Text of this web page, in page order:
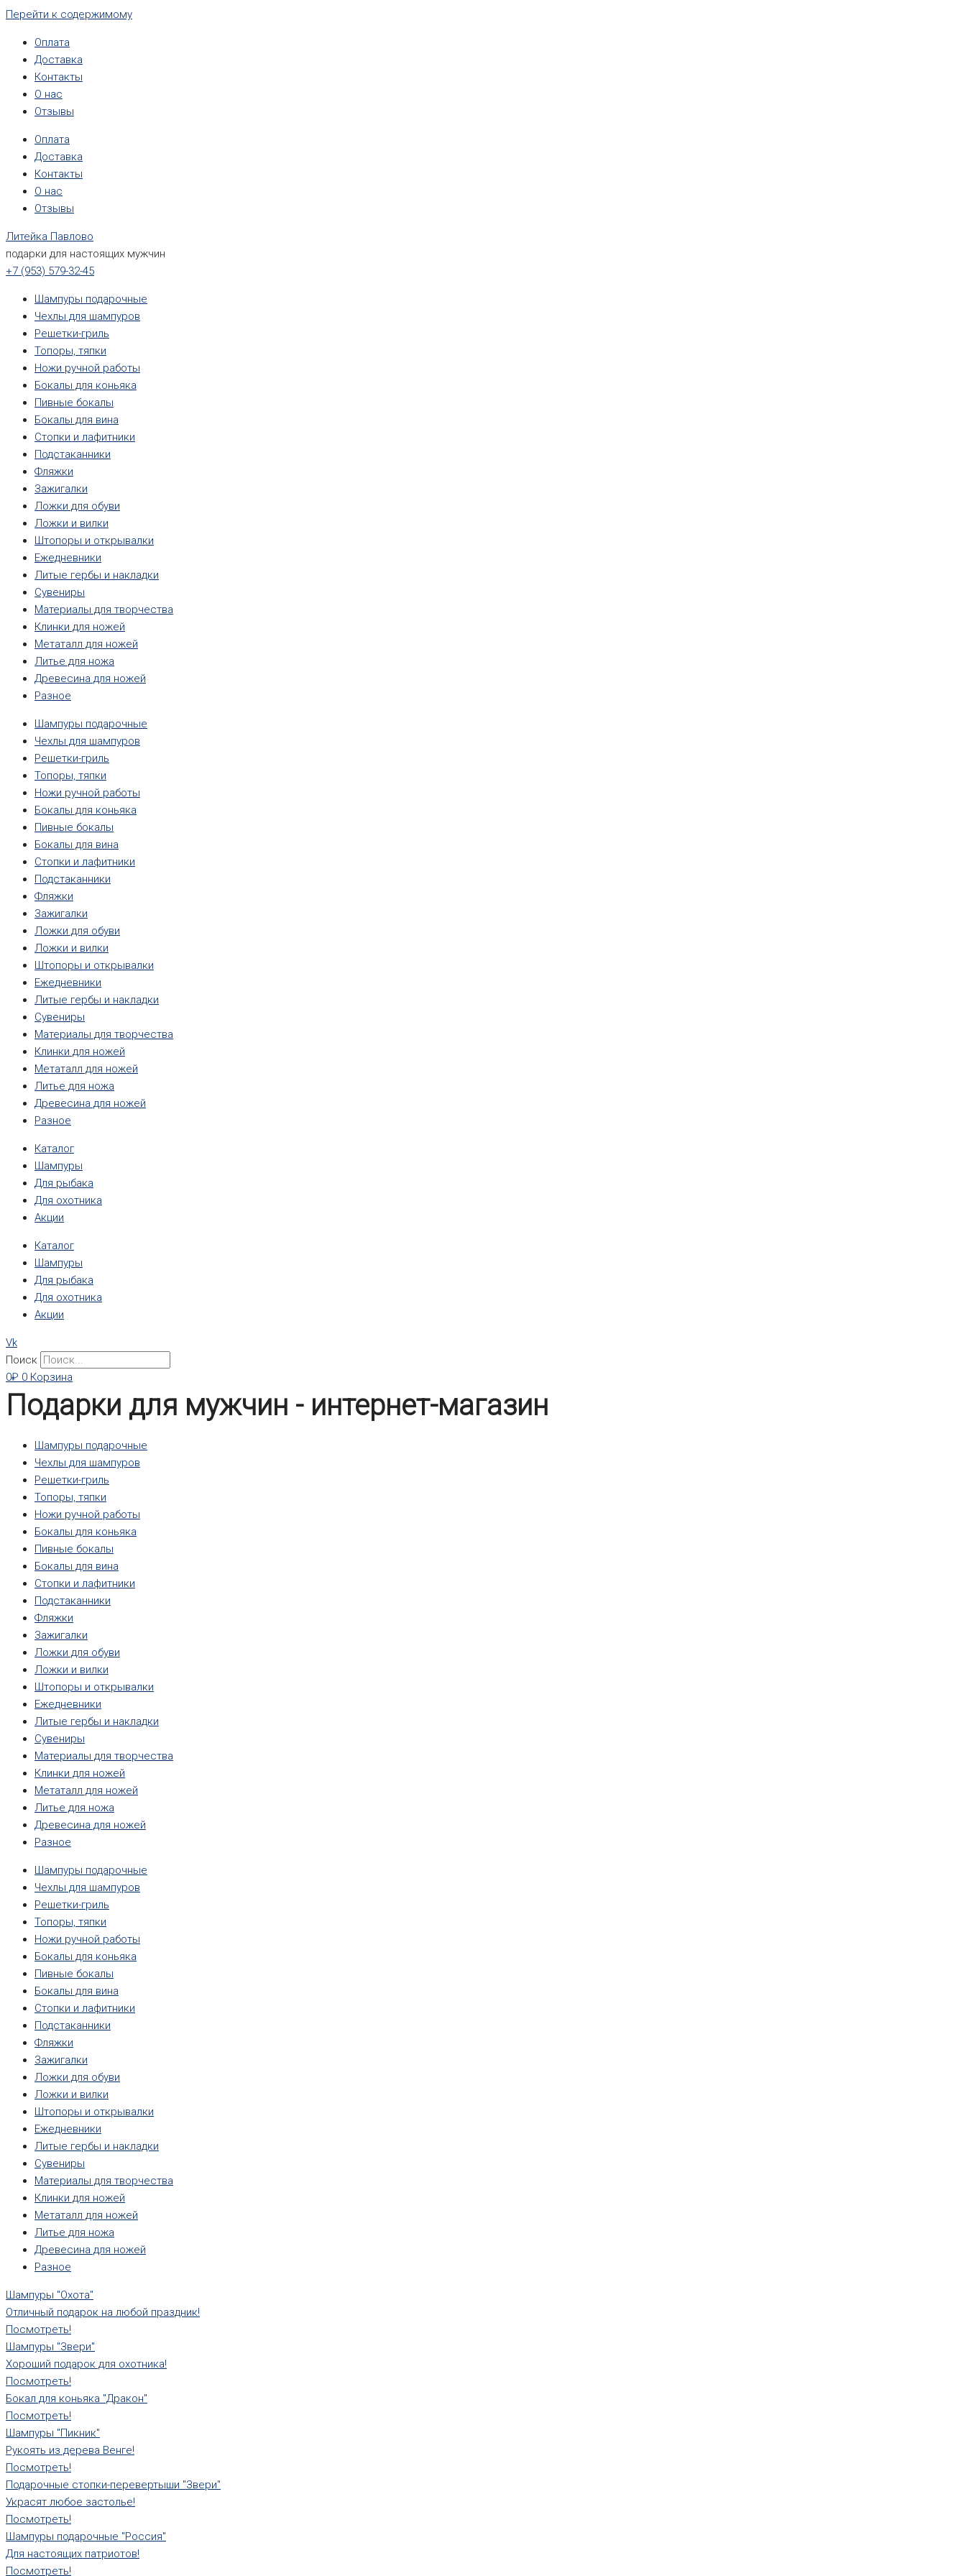
Перейти к содержимому
Оплата
Доставка
Контакты
О нас
Отзывы
Оплата
Доставка
Контакты
О нас
Отзывы
Литейка Павлово
подарки для настоящих мужчин
+7 (953) 579-32-45
Шампуры подарочные
Чехлы для шампуров
Решетки-гриль
Топоры, тяпки
Ножи ручной работы
Бокалы для коньяка
Пивные бокалы
Бокалы для вина
Стопки и лафитники
Подстаканники
Фляжки
Зажигалки
Ложки для обуви
Ложки и вилки
Штопоры и открывалки
Ежедневники
Литые гербы и накладки
Сувениры
Материалы для творчества
Клинки для ножей
Метаталл для ножей
Литье для ножа
Древесина для ножей
Разное
Шампуры подарочные
Чехлы для шампуров
Решетки-гриль
Топоры, тяпки
Ножи ручной работы
Бокалы для коньяка
Пивные бокалы
Бокалы для вина
Стопки и лафитники
Подстаканники
Фляжки
Зажигалки
Ложки для обуви
Ложки и вилки
Штопоры и открывалки
Ежедневники
Литые гербы и накладки
Сувениры
Материалы для творчества
Клинки для ножей
Метаталл для ножей
Литье для ножа
Древесина для ножей
Разное
Каталог
Шампуры
Для рыбака
Для охотника
Акции
Каталог
Шампуры
Для рыбака
Для охотника
Акции
Vk
Поиск
0₽ 0 Корзина
Подарки для мужчин - интернет-магазин
Шампуры подарочные
Чехлы для шампуров
Решетки-гриль
Топоры, тяпки
Ножи ручной работы
Бокалы для коньяка
Пивные бокалы
Бокалы для вина
Стопки и лафитники
Подстаканники
Фляжки
Зажигалки
Ложки для обуви
Ложки и вилки
Штопоры и открывалки
Ежедневники
Литые гербы и накладки
Сувениры
Материалы для творчества
Клинки для ножей
Метаталл для ножей
Литье для ножа
Древесина для ножей
Разное
Шампуры подарочные
Чехлы для шампуров
Решетки-гриль
Топоры, тяпки
Ножи ручной работы
Бокалы для коньяка
Пивные бокалы
Бокалы для вина
Стопки и лафитники
Подстаканники
Фляжки
Зажигалки
Ложки для обуви
Ложки и вилки
Штопоры и открывалки
Ежедневники
Литые гербы и накладки
Сувениры
Материалы для творчества
Клинки для ножей
Метаталл для ножей
Литье для ножа
Древесина для ножей
Разное
Шампуры "Охота"
Отличный подарок на любой праздник!
Посмотреть!
Шампуры "Звери"
Хороший подарок для охотника!
Посмотреть!
Бокал для коньяка "Дракон"
Посмотреть!
Шампуры "Пикник"
Рукоять из дерева Венге!
Посмотреть!
Подарочные стопки-перевертыши "Звери"
Украсят любое застолье!
Посмотреть!
Шампуры подарочные "Россия"
Для настоящих патриотов!
Посмотреть!